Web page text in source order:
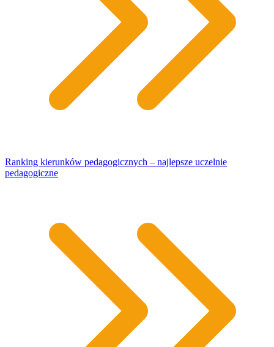
Ranking kierunków pedagogicznych – najlepsze uczelnie
pedagogiczne